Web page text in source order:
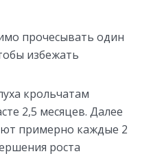
прочесывать один
избежать
крольчатам
2,5 месяцев. Далее
примерно каждые 2
роста